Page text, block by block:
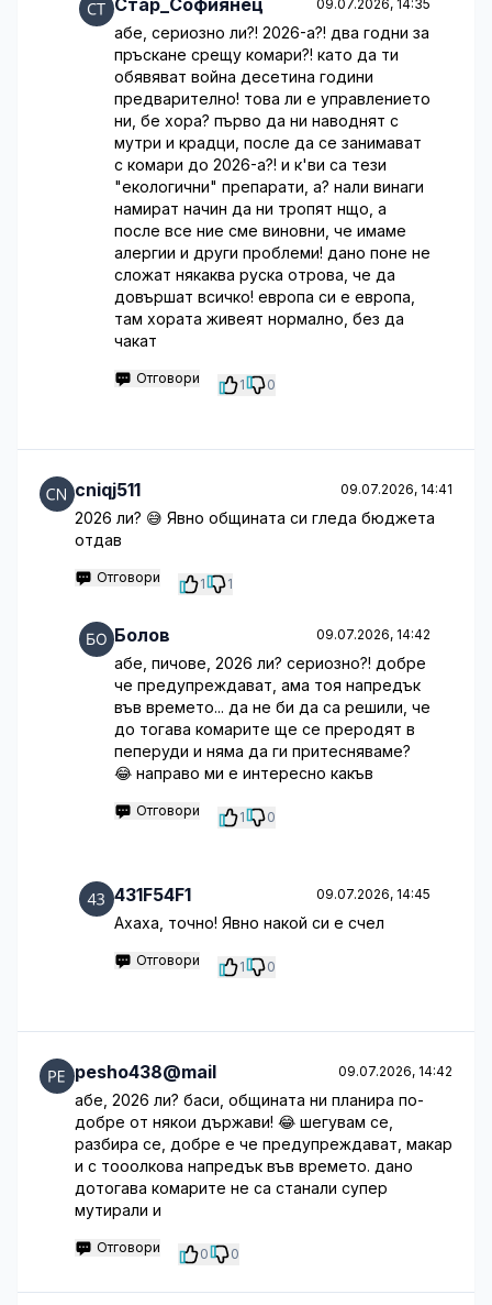
Стар_Софиянец 09.07.2026, 14:35
абе, сериозно ли?! 2026-а?! два годни за
пръскане срещу комари?! като да ти
обявяват война десетина години
предварително! това ли е управлението
ни, бе хора? първо да ни наводнят с
мутри и крадци, после да се занимават
с комари до 2026-а?! и к'ви са тези
"екологични" препарати, а? нали винаги
намират начин да ни тропят нщо, а
после все ние сме виновни, че имаме
алергии и други проблеми! дано поне не
сложат някаква руска отрова, че да
довършат всичко! европа си е европа,
там хората живеят нормално, без да
чакат
Отговори 1 0
cniqj511 09.07.2026, 14:41
2026 ли? 😅 Явно общината си гледа бюджета
отдав
Отговори 1 1
Болов 09.07.2026, 14:42
абе, пичове, 2026 ли? сериозно?! добре
че предупреждават, ама тоя напредък
във времето... да не би да са решили, че
до тогава комарите ще се преродят в
пеперуди и няма да ги притесняваме?
😂 направо ми е интересно какъв
Отговори 1 0
431F54F1 09.07.2026, 14:45
Ахаха, точно! Явно накой си е счел
Отговори 1 0
pesho438@mail 09.07.2026, 14:42
абе, 2026 ли? баси, общината ни планира по-
добре от някои държави! 😂 шегувам се,
разбира се, добре е че предупреждават, макар
и с тооолкова напредък във времето. дано
дотогава комарите не са станали супер
мутирали и
Отговори 0 0